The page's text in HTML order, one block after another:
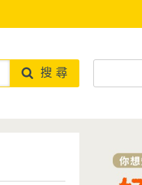
搜 尋